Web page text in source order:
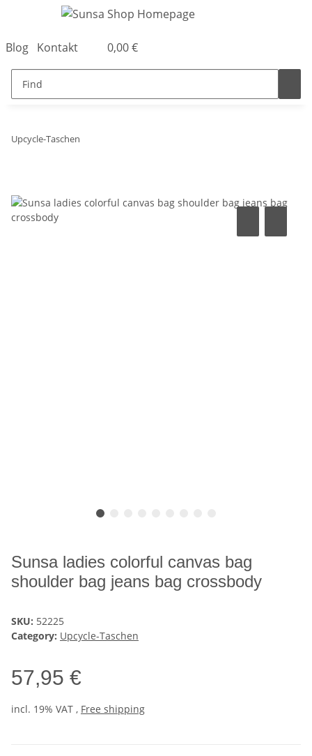
Blog Kontakt 0,00 €
Upcycle-Taschen
Sunsa ladies colorful canvas bag
shoulder bag jeans bag crossbody
SKU: 52225
Category: Upcycle-Taschen
57,95 €
incl. 19% VAT , Free shipping